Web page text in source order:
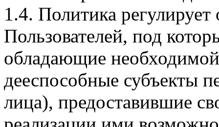
1.4. Политика
Пользователей, под
обладающие
дееспособные субъекты
лица), предоставившие